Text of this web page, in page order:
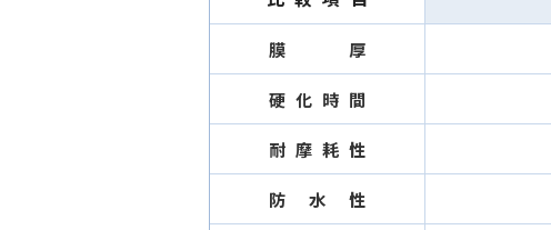
膜厚
硬化時間
耐摩耗性
防水性